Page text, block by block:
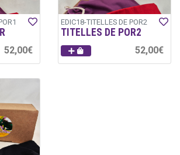
52,00€
EDIC18-TITELLES DE POR2
TITELLES DE POR2
52,00€